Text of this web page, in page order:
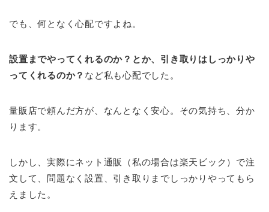
でも、何となく心配ですよね。
設置までやってくれるのか？とか、引き取りはしっかりや
ってくれるのか？ など私も心配でした。
量販店で頼んだ方が、なんとなく安心。その気持ち、分か
ります。
しかし、実際にネット通販（私の場合は楽天ビック）で注
文して、問題なく設置、引き取りまでしっかりやってもら
えました。